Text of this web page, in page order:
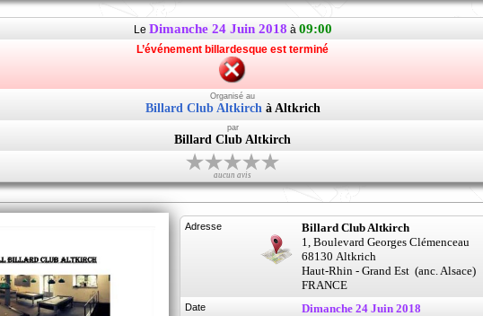
Le Dimanche 24 Juin 2018 à 09:00
L’événement billardesque est terminé
Organisé au
Billard Club Altkirchà Altkrich
par
Billard Club Altkirch
aucun avis
Adresse
Billard Club Altkirch
1, Boulevard Georges Clémenceau
68130 Altkrich
Haut-Rhin - Grand Est (anc. Alsace)
FRANCE
Date Dimanche 24 Juin 2018